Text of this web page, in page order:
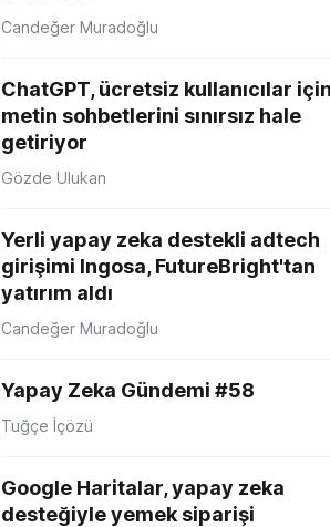
Candeğer Muradoğlu
ChatGPT, ücretsiz kullanıcılar için
metin sohbetlerini sınırsız hale
getiriyor
Gözde Ulukan
Yerli yapay zeka destekli adtech
girişimi Ingosa, FutureBright'tan
yatırım aldı
Candeğer Muradoğlu
Yapay Zeka Gündemi #58
Tuğçe İçözü
Google Haritalar, yapay zeka
desteğiyle yemek siparişi